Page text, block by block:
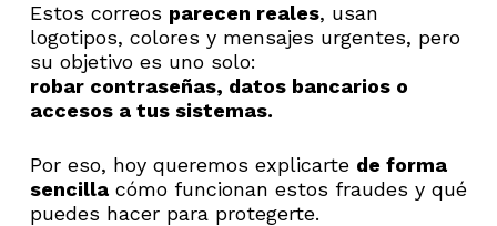
Estos correos parecen reales, usan
logotipos, colores y mensajes urgentes, pero
su objetivo es uno solo:
robar contraseñas, datos bancarios o
accesos a tus sistemas.
Por eso, hoy queremos explicarte de forma
sencillacómo funcionan estos fraudes y qué
puedes hacer para protegerte.